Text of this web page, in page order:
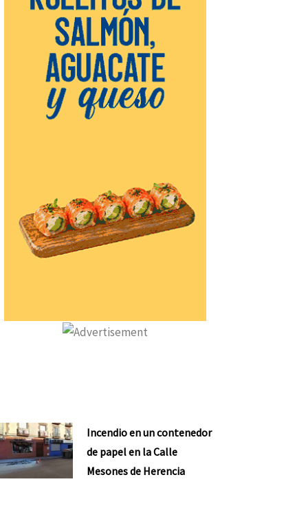
Incendio en un contenedor
de papel en la Calle
Mesones de Herencia